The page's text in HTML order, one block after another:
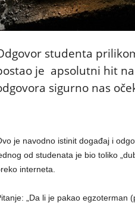
studenta
je apsolutni hit
sigurno nas
je navodno istinit događaj i
od studenata je bio toliko
interneta.
„Da li je pakao egzoterman